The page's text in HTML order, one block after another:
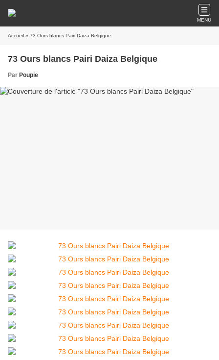
MENU
Accueil » 73 Ours blancs Pairi Daiza Belgique
73 Ours blancs Pairi Daiza Belgique
Par Poupie